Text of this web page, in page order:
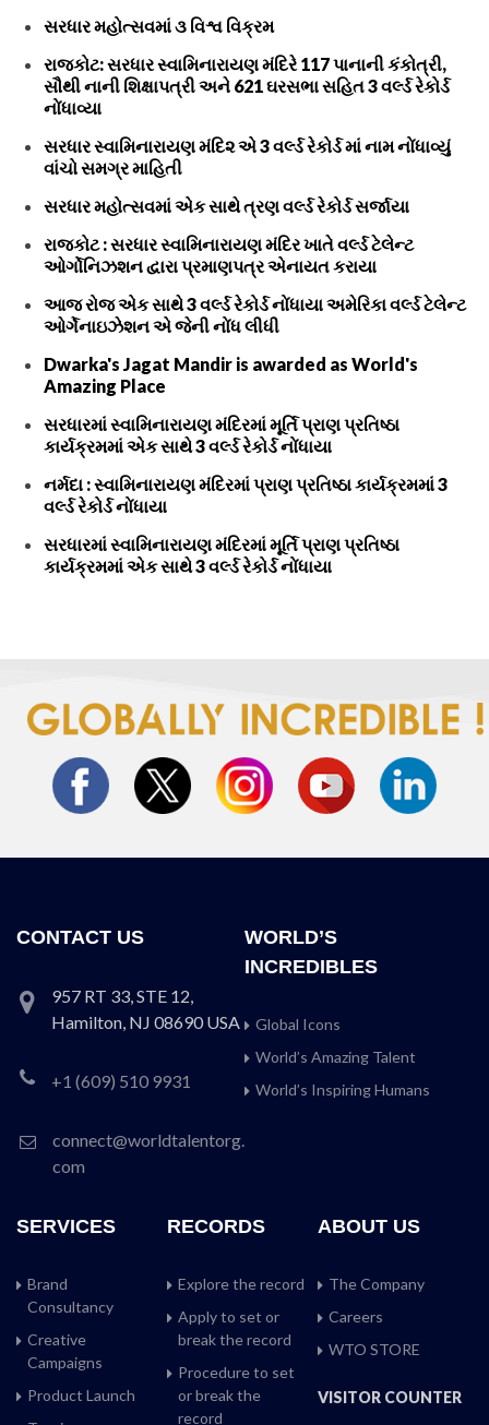
સરધાર મહોત્સવમાં ૩ વિશ્વ વિક્રમ
રાજકોટ: સરધાર સ્વામિનારાયણ મંદિરે 117 પાનાની કંકોત્રી,
સૌથી નાની શિક્ષાપત્રી અને 621 ઘરસભા સહિત 3 વર્લ્ડ રેકોર્ડ
નોંધાવ્યા
સરધાર સ્વામિનારાયણ મંદિ૨ એ 3 વર્લ્ડ રેકોર્ડ માં નામ નોંધાવ્યું
વાંચો સમગ્ર માહિતી
સરધાર મહોત્સવમાં એક સાથે ત્રણ વર્લ્ડ રેકોર્ડ સર્જાયા
રાજકોટ : સરધાર સ્વામિનારાયણ મંદિર ખાતે વર્લ્ડ ટેલેન્ટ
ઓર્ગોનિઝશન દ્વારા પ્રમાણપત્ર એનાયત કરાયા
આજ રોજ એક સાથે 3 વર્લ્ડ રેકોર્ડ નોંધાયા અમેરિકા વર્લ્ડ ટેલેન્ટ
ઓર્ગેનાઇઝેશન એ જેની નોંધ લીધી
Dwarka's Jagat Mandir is awarded as World's
Amazing Place
સરધારમાં સ્વામિનારાયણ મંદિરમાં મૂર્તિ પ્રાણ પ્રતિષ્ઠા
કાર્યક્રમમાં એક સાથે 3 વર્લ્ડ રેકોર્ડ નોંધાયા
નર્મદા : સ્વામિનારાયણ મંદિરમાં પ્રાણ પ્રતિષ્ઠા કાર્યક્રમમાં 3
વર્લ્ડ રેકોર્ડ નોંધાયા
સરધારમાં સ્વામિનારાયણ મંદિરમાં મૂર્તિ પ્રાણ પ્રતિષ્ઠા
કાર્યક્રમમાં એક સાથે 3 વર્લ્ડ રેકોર્ડ નોંધાયા
CONTACT US
957 RT 33, STE 12,
Hamilton, NJ 08690 USA
+1 (609) 510 9931
connect@worldtalentorg.
com
WORLD’S
INCREDIBLES
Global Icons
World’s Amazing Talent
World’s Inspiring Humans
SERVICES
Brand
Consultancy
Creative
Campaigns
Product Launch
RECORDS
Explore the record
Apply to set or
break the record
Procedure to set
or break the
record
ABOUT US
The Company
Careers
WTO STORE
VISITOR COUNTER